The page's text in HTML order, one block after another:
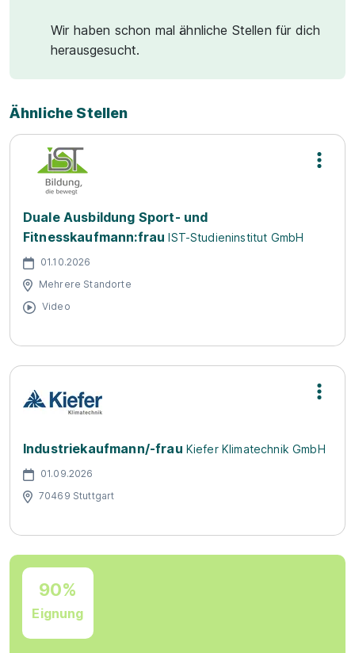
Wir haben schon mal ähnliche Stellen für dich
herausgesucht.
Ähnliche Stellen
Duale Ausbildung Sport- und
Fitnesskaufmann:frau IST-Studieninstitut GmbH
01.10.2026
Mehrere Standorte
Video
Industriekaufmann/-frau Kiefer Klimatechnik GmbH
01.09.2026
70469 Stuttgart
90%
Eignung